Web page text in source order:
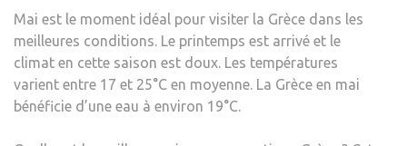
Mai est le moment idéal pour visiter la Grèce dans les
meilleures conditions. Le printemps est arrivé et le
climat en cette saison est doux. Les températures
varient entre 17 et 25°C en moyenne. La Grèce en mai
bénéficie d’une eau à environ 19°C.